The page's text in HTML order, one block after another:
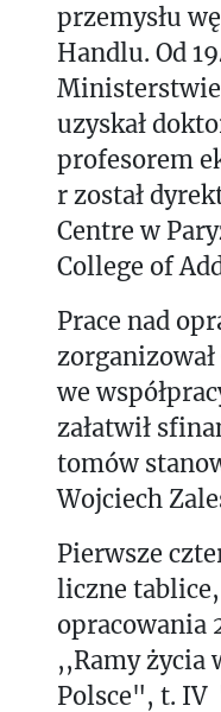
przemysłu
Handlu. Od
Ministerstwie
uzyskał
profesorem
r został
Centre w
College of
Prace nad
we
załatwił
tomów
Wojciech
Pierwsze
liczne
opracowania
,,Ramy
Polsce", t. IV